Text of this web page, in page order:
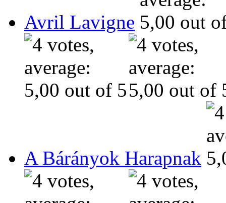
Avril Lavigne
A Bárányok Harapnak